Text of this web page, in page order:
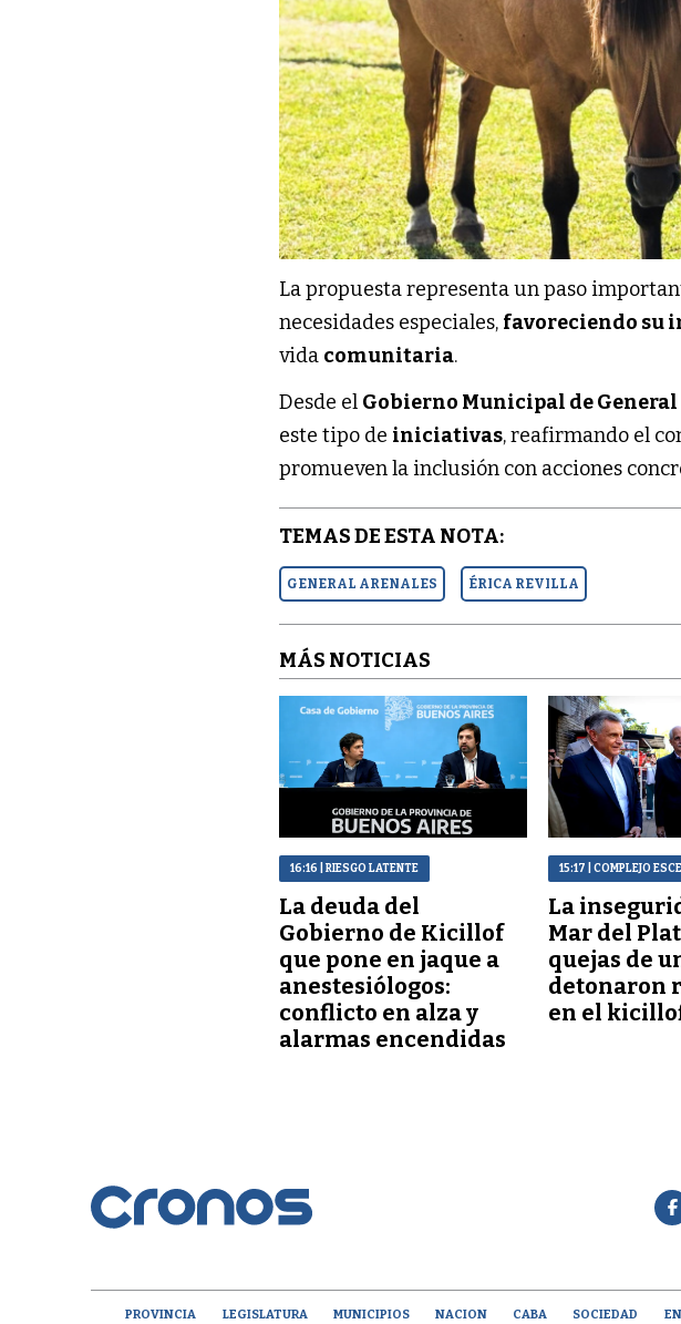
La propuesta representa un paso
necesidades especiales, favoreciendo su
vida comunitaria.
Desde el Gobierno Municipal de
este tipo de iniciativas, reafirmando el
promueven la inclusión con acciones
TEMAS DE ESTA NOTA:
GENERAL ARENALES ÉRICA REVILLA
MÁS NOTICIAS
16:16 | RIESGO LATENTE
La deuda del
Gobierno de Kicillof
que pone en jaque a
anestesiólogos:
conflicto en alza y
alarmas encendidas
15:17 | COMPLEJO
La
Mar del
quejas de
detonaron
en el
PROVINCIA LEGISLATURA MUNICIPIOS NACION CABA SOCIEDAD